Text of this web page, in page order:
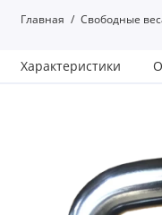
Главная Свободные
Характеристики